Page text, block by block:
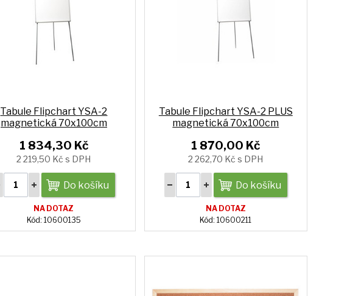
Tabule Flipchart YSA-2
magnetická 70x100cm
1 834,30 Kč
2 219,50 Kč s DPH
Do košíku
NA DOTAZ
Kód: 10600135
Tabule Flipchart YSA-2 PLUS
magnetická 70x100cm
1 870,00 Kč
2 262,70 Kč s DPH
Do košíku
NA DOTAZ
Kód: 10600211